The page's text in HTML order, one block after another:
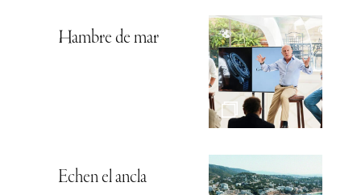
Hambre de mar
Echen el ancla